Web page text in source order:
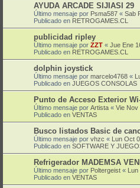
AYUDA ARCADE SIJIASI 29
Último mensaje por Psma587 « Sab
Publicado en RETROGAMES.CL
publicidad ripley
Último mensaje por ZZT « Jue Ene
Publicado en RETROGAMES.CL
dolphin joystick
Último mensaje por marcelo4768 «
Publicado en JUEGOS CONSOLAS
Punto de Acceso Exterior
Último mensaje por Artista « Vie Nov
Publicado en VENTAS
Busco listados Basic de
Último mensaje por vhzc « Lun Oct
Publicado en SOFTWARE Y
Refrigerador MADEMSA
Último mensaje por Poltergeist « Lun
Publicado en VENTAS